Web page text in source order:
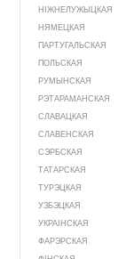
НІЖНЕЛУЖЫЦКАЯ
НЯМЕЦКАЯ
ПАРТУГАЛЬСКАЯ
ПОЛЬСКАЯ
РУМЫНСКАЯ
РЭТАРАМАНСКАЯ
СЛАВАЦКАЯ
СЛАВЕНСКАЯ
СЭРБСКАЯ
ТАТАРСКАЯ
ТУРЭЦКАЯ
УЗБЭЦКАЯ
УКРАІНСКАЯ
ФАРЭРСКАЯ